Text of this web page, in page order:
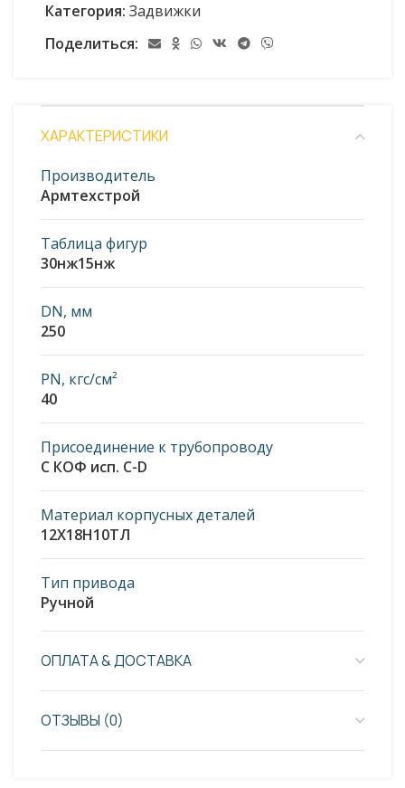
Категория: Задвижки
Поделиться:
ХАРАКТЕРИСТИКИ
Производитель
Армтехстрой
Таблица фигур
30нж15нж
DN, мм
250
PN, кгс/см²
40
Присоединение к трубопроводу
С КОФ исп. С-D
Материал корпусных деталей
12Х18Н10ТЛ
Тип привода
Ручной
ОПЛАТА & ДОСТАВКА
ОТЗЫВЫ (0)